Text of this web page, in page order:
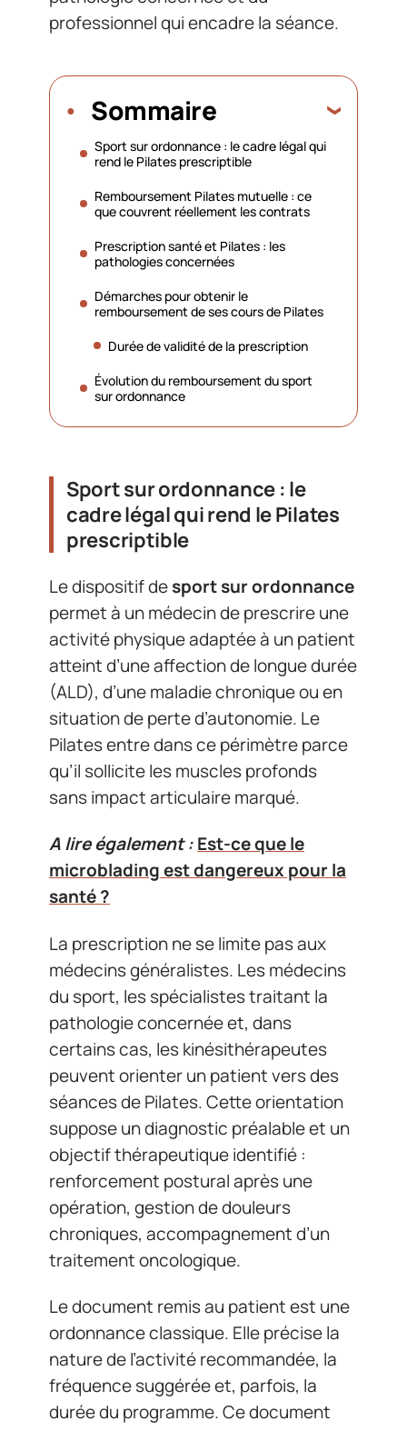
professionnel qui encadre la séance.
Sommaire
Sport sur ordonnance : le cadre légal qui
rend le Pilates prescriptible
Remboursement Pilates mutuelle : ce
que couvrent réellement les contrats
Prescription santé et Pilates : les
pathologies concernées
Démarches pour obtenir le
remboursement de ses cours de Pilates
Durée de validité de la prescription
Évolution du remboursement du sport
sur ordonnance
Sport sur ordonnance : le
cadre légal qui rend le Pilates
prescriptible
Le dispositif desport sur ordonnance
permet à un médecin de prescrire une
activité physique adaptée à un patient
atteint d’une affection de longue durée
(ALD), d’une maladie chronique ou en
situation de perte d’autonomie. Le
Pilates entre dans ce périmètre parce
qu’il sollicite les muscles profonds
sans impact articulaire marqué.
A lire également :Est-ce que le
microblading est dangereux pour la
santé ?
La prescription ne se limite pas aux
médecins généralistes. Les médecins
du sport, les spécialistes traitant la
pathologie concernée et, dans
certains cas, les kinésithérapeutes
peuvent orienter un patient vers des
séances de Pilates. Cette orientation
suppose un diagnostic préalable et un
objectif thérapeutique identifié :
renforcement postural après une
opération, gestion de douleurs
chroniques, accompagnement d’un
traitement oncologique.
Le document remis au patient est une
ordonnance classique. Elle précise la
nature de l’activité recommandée, la
fréquence suggérée et, parfois, la
durée du programme. Ce document